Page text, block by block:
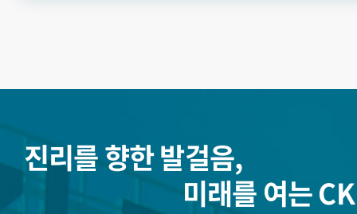
진리를 향한 발걸음,
미래를 여는